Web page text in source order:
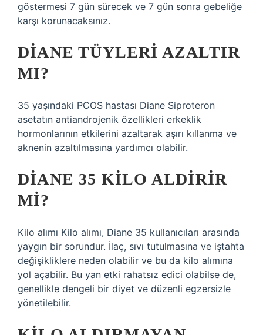
göstermesi 7 gün sürecek ve 7 gün sonra gebeliğe
karşı korunacaksınız.
DIANE TÜYLERI AZALTIR
MI?
35 yaşındaki PCOS hastası Diane Siproteron
asetatın antiandrojenik özellikleri erkeklik
hormonlarının etkilerini azaltarak aşırı kıllanma ve
aknenin azaltılmasına yardımcı olabilir.
DIANE 35 KILO ALDIRIR
MI?
Kilo alımı Kilo alımı, Diane 35 kullanıcıları arasında
yaygın bir sorundur. İlaç, sıvı tutulmasına ve iştahta
değişikliklere neden olabilir ve bu da kilo alımına
yol açabilir. Bu yan etki rahatsız edici olabilse de,
genellikle dengeli bir diyet ve düzenli egzersizle
yönetilebilir.